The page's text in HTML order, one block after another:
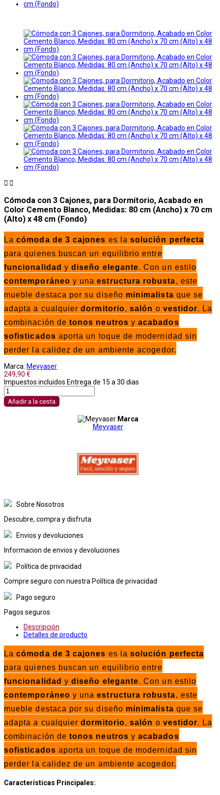
 
Cómoda con 3 Cajones, para Dormitorio, Acabado en
Color Cemento Blanco, Medidas: 80 cm (Ancho) x 70 cm
(Alto) x 48 cm (Fondo)
Lacómoda de 3 cajones es la solución perfecta
para quienes buscan un equilibrio entre
funcionalidad ydiseño elegante. Con un estilo
contemporáneo y unaestructura robusta, este
mueble destaca por su diseño minimalista que se
adapta a cualquierdormitorio,salón o vestidor. La
combinación de tonos neutros yacabados
sofisticados aporta un toque de modernidad sin
perder la calidez de un ambiente acogedor.
Marca: Meyvaser
249,90 €
Impuestos incluidos Entrega de 15 a 30 dias
Añadir a la cesta
Marca
Meyvaser
Sobre Nosotros
Descubre, compra y disfruta
Envios y devoluciones
Informacion de envios y devoluciones
Política de privacidad
Compre seguro con nuestra Política de privacidad
Pago seguro
Pagos seguros
Descripción
Detalles de producto
Lacómoda de 3 cajones es la solución perfecta
para quienes buscan un equilibrio entre
funcionalidad ydiseño elegante. Con un estilo
contemporáneo y unaestructura robusta, este
mueble destaca por su diseño minimalista que se
adapta a cualquierdormitorio,salón o vestidor. La
combinación de tonos neutros yacabados
sofisticados aporta un toque de modernidad sin
perder la calidez de un ambiente acogedor.
Características Principales: